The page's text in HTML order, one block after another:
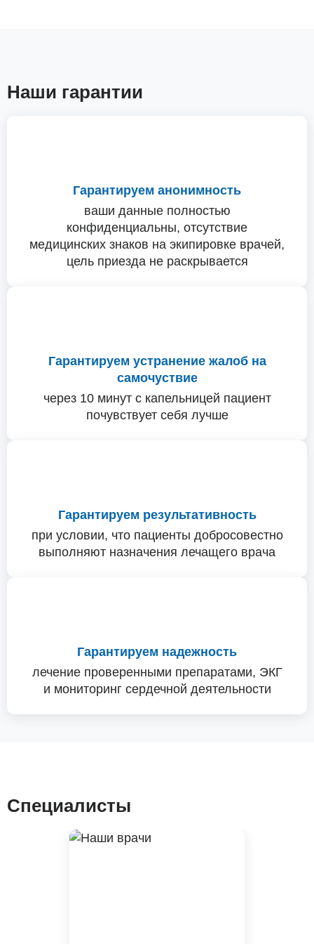
Наши гарантии
Гарантируем анонимность
ваши данные полностью
конфиденциальны, отсутствие
медицинских знаков на экипировке врачей,
цель приезда не раскрывается
Гарантируем устранение жалоб на
самочуствие
через 10 минут с капельницей пациент
почувствует себя лучше
Гарантируем результативность
при условии, что пациенты добросовестно
выполняют назначения лечащего врача
Гарантируем надежность
лечение проверенными препаратами, ЭКГ
и мониторинг сердечной деятельности
Специалисты